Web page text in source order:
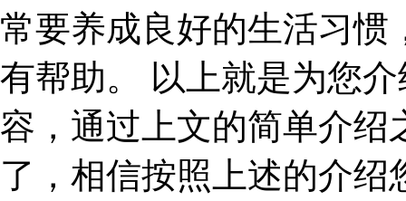
常要养成良好的生活习惯
有帮助。 以上就是为您
容，通过上文的简单介绍
了，相信按照上述的介